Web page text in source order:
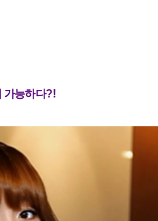
가능하다?!